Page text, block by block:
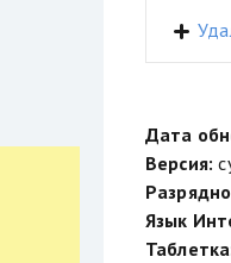
Дата
Версия:
Язык